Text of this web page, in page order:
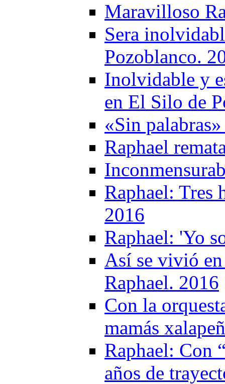
Maravilloso
Sera
Pozoblanco.
Inolvidable y
en El Silo de
«Sin
Raphael
Raphael: Tres
2016
Raphael: 'Yo
Así se vivió
Raphael. 2016
Con la
mamás
Raphael: Con
años de